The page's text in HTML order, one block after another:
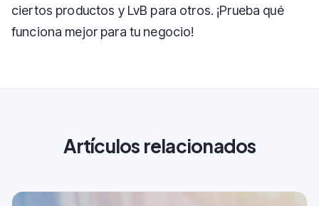
ciertos productos y LvB para otros. ¡Prueba qué
funciona mejor para tu negocio!
Artículos relacionados